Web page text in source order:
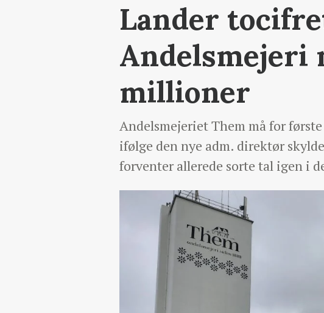
Lander
Andelsmejeri
millioner
Andelsmejeriet Them må for
ifølge den nye adm. direktør
forventer allerede sorte tal igen i